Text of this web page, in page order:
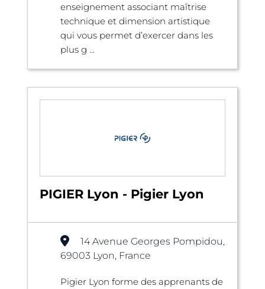
enseignement associant maîtrise
technique et dimension artistique
qui vous permet d’exercer dans les
plus g ...
PIGIER Lyon - Pigier Lyon
14 Avenue Georges Pompidou,
69003 Lyon, France
Pigier Lyon forme des apprenants de